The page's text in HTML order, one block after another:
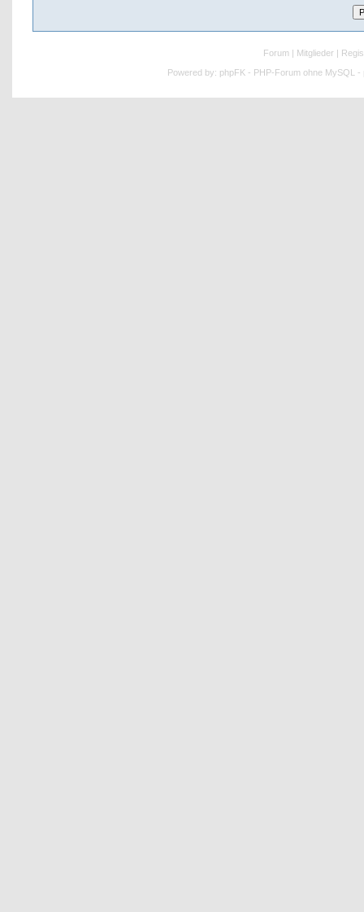
Forum Mitglieder
Powered by: phpFK - PHP-Forum ohne MySQL -